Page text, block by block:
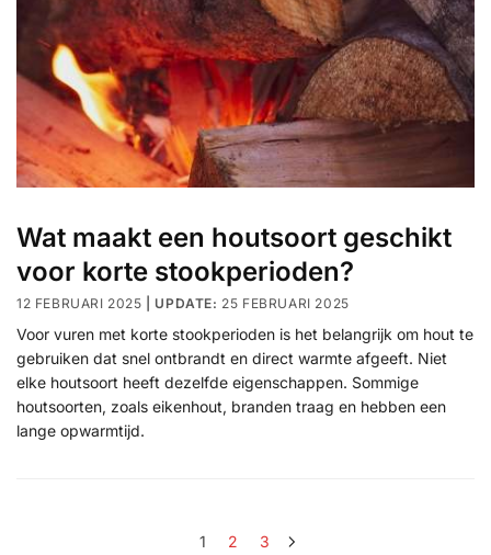
Wat maakt een houtsoort geschikt
voor korte stookperioden?
12 FEBRUARI 2025 25 FEBRUARI 2025
Voor vuren met korte stookperioden is het belangrijk om hout te
gebruiken dat snel ontbrandt en direct warmte afgeeft. Niet
elke houtsoort heeft dezelfde eigenschappen. Sommige
houtsoorten, zoals eikenhout, branden traag en hebben een
lange opwarmtijd.
1 2 3